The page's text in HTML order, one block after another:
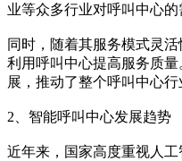
业等众多行业对呼叫中心的
同时，随着其服务模式灵
利用呼叫中心提高服务质
展，推动了整个呼叫中心行
2、智能呼叫中心发展趋势
近年来，国家高度重视人